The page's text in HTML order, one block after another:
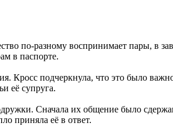
по-разному воспринимает пары, в
в паспорте.
Кросс подчеркнула, что это было
её супруга.
Сначала их общение было
приняла её в ответ.